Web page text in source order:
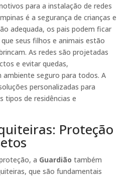
para a instalação de redes
é a segurança de crianças e
adequada, os pais podem ficar
seus filhos e animais estão
As redes são projetadas
e evitar quedas,
ambiente seguro para todos. A
personalizadas para
tipos de residências e
Proteção
a Guardião também
que são fundamentais